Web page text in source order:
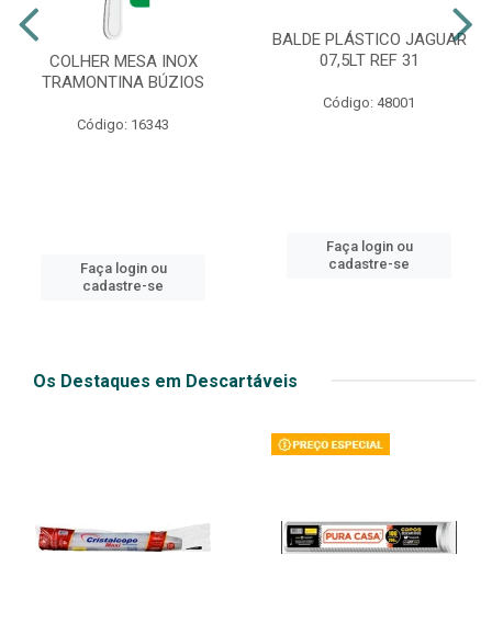
COLHER MESA INOX
TRAMONTINA BÚZIOS
Código: 16343
Faça login ou
cadastre-se
BALDE PLÁSTICO JAGUAR
07,5LT REF 31
Código: 48001
Faça login ou
cadastre-se
Os Destaques em Descartáveis